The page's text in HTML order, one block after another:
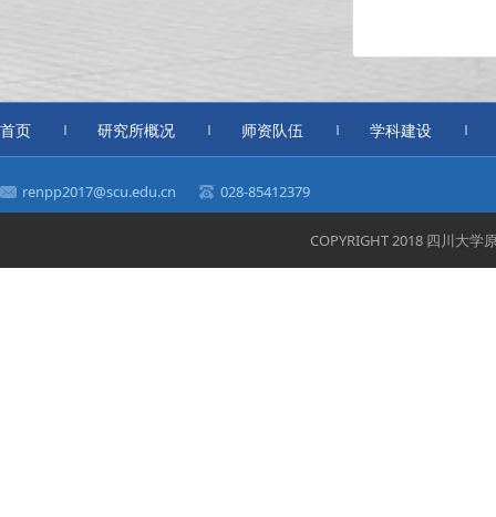
首页 研究所概况 师资队伍 学科建设
renpp2017@scu.edu.cn 028-85412379
COPYRIGHT 2018 四川大学